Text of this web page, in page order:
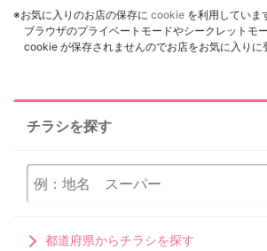
※お気に入りのお店の保存に cookie を利用していま
ブラウザのプライベートモードやシークレットモ
cookie が保存されませんのでお店をお気に入りに
チラシを探す
都道府県からチラシを探す